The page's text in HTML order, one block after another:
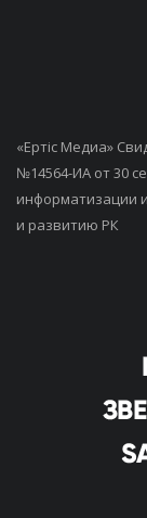
«Ертiс Медиа»
№14564-ИА от 30
информатизации
и развитию РК